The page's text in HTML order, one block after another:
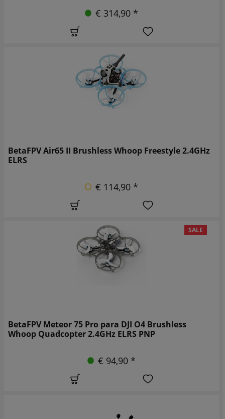
€ 314,90 *
BetaFPV Air65 II Brushless Whoop Freestyle 2.4GHz
ELRS
€ 114,90 *
SALE
BetaFPV Meteor 75 Pro para DJI O4 Brushless
Whoop Quadcopter 2.4GHz ELRS PNP
€ 94,90 *